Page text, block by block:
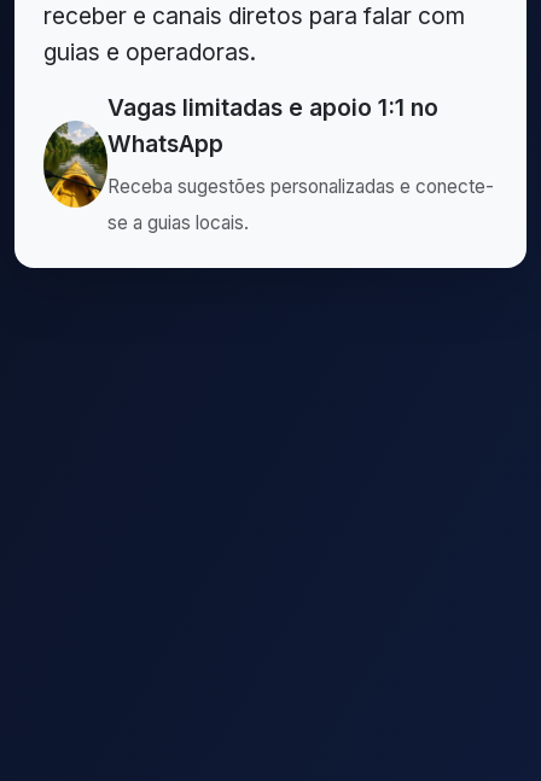
receber e canais diretos para falar com
guias e operadoras.
Vagas limitadas e apoio 1:1 no
WhatsApp
Receba sugestões personalizadas e conecte-
se a guias locais.